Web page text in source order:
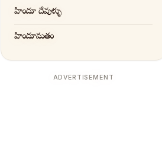
హిందూ దేవుళ్ళు
హిందూమతం
ADVERTISEMENT